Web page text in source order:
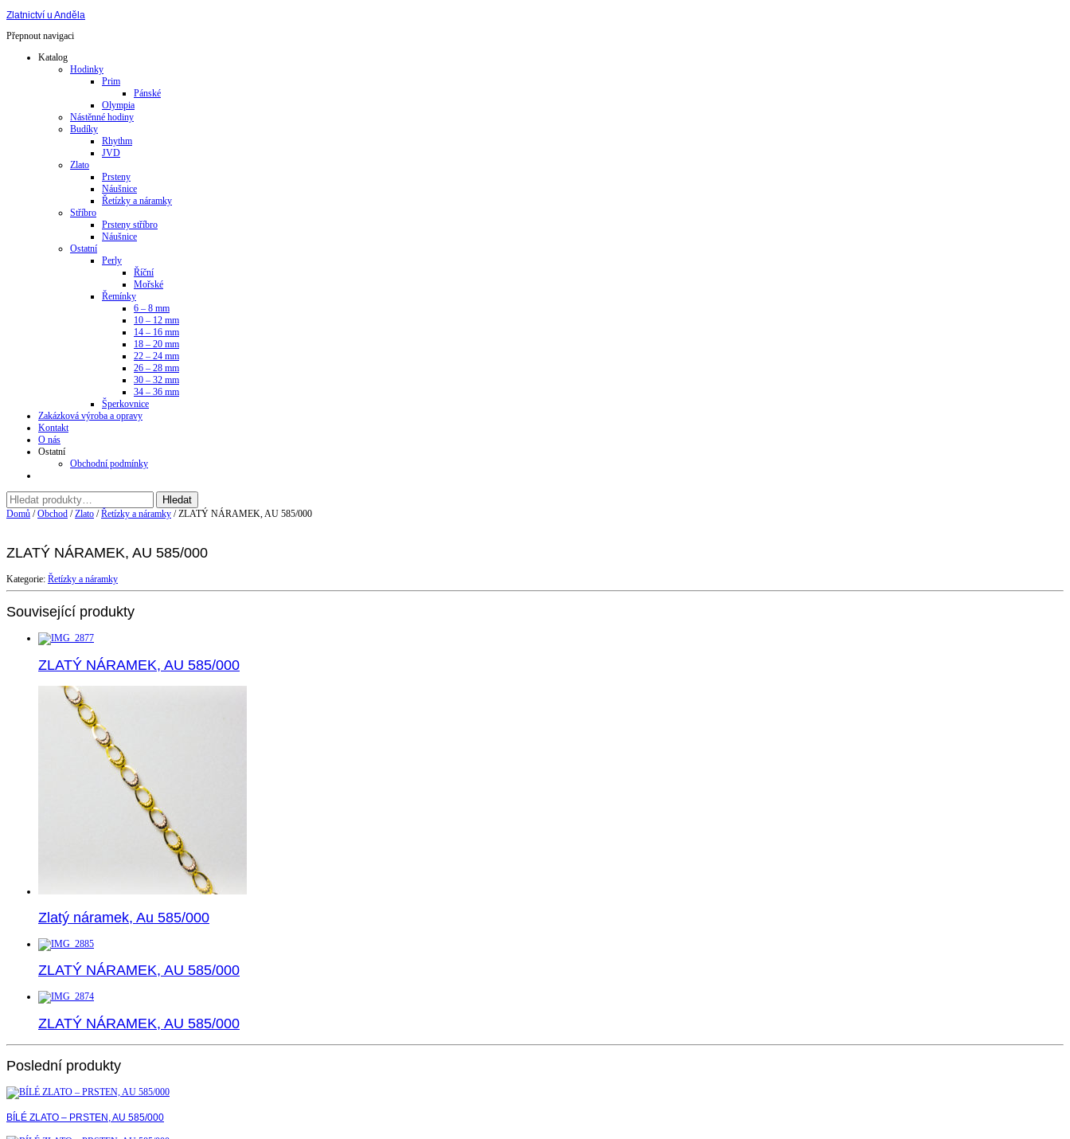
Zlatnictví u Anděla
Přepnout navigaci
Katalog
Hodinky
Prim
Pánské
Olympia
Nástěnné hodiny
Budíky
Rhythm
JVD
Zlato
Prsteny
Náušnice
Řetízky a náramky
Stříbro
Prsteny stříbro
Náušnice
Ostatní
Perly
Říční
Mořské
Řemínky
6 – 8 mm
10 – 12 mm
14 – 16 mm
18 – 20 mm
22 – 24 mm
26 – 28 mm
30 – 32 mm
34 – 36 mm
Šperkovnice
Zakázková výroba a opravy
Kontakt
O nás
Ostatní
Obchodní podmínky
Domů /Obchod /Zlato /Řetízky a náramky / ZLATÝ NÁRAMEK, AU 585/000
ZLATÝ NÁRAMEK, AU 585/000
Kategorie: Řetízky a náramky
Související produkty
ZLATÝ NÁRAMEK, AU 585/000
‍Zlatý náramek, Au 585/000
ZLATÝ NÁRAMEK, AU 585/000
ZLATÝ NÁRAMEK, AU 585/000
Poslední produkty
BÍLÉ ZLATO – PRSTEN, AU 585/000